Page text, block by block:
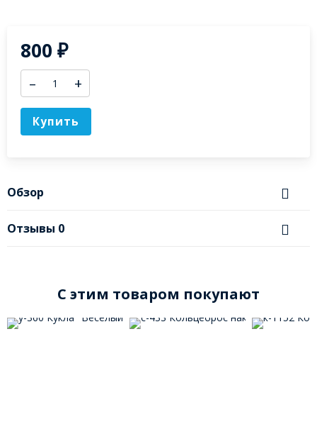
800₽
– +
Купить
Обзор
Отзывы 0
C этим товаром покупают